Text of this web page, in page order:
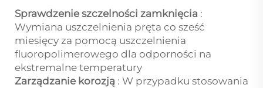
Sprawdzenie szczelności zamknięcia :
Wymiana uszczelnienia pręta co sześć
miesięcy za pomocą uszczelnienia
fluoropolimerowego dla odporności na
ekstremalne temperatury
Zarządzanie korozją : W przypadku stosowania